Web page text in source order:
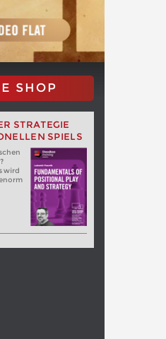
SHOP
STRATEGIE
SPIELS
wird